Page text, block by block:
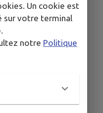
Signaler
Un cookie est
sur votre terminal
notre Politique